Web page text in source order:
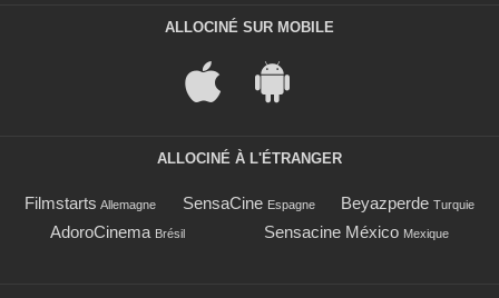
ALLOCINÉ SUR MOBILE
ALLOCINÉ À L'ÉTRANGER
Filmstarts Allemagne SensaCine Espagne Beyazperde Turquie
AdoroCinema Brésil Sensacine México Mexique